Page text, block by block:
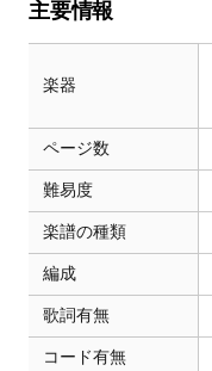
主要情報
楽器
ページ数
難易度
楽譜の種類
編成
歌詞有無
コード有無